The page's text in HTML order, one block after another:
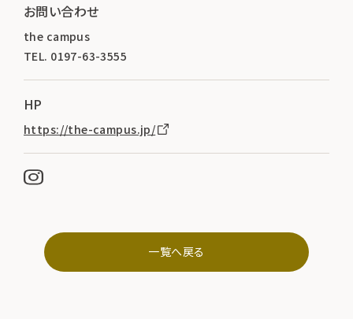
お問い合わせ
the campus
TEL. 0197-63-3555
HP
https://the-campus.jp/
一覧へ戻る